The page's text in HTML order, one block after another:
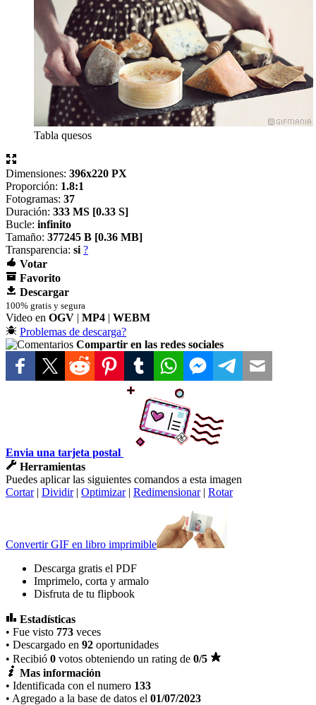
Tabla quesos
Dimensiones: 396x220 PX
Proporción: 1.8:1
Fotogramas: 37
Duración: 333 MS [0.33 S]
Bucle: infinito
Tamaño: 377245 B [0.36 MB]
Transparencia: si ?
Votar
Favorito
Descargar
100% gratis y segura
Video en OGV | MP4 | WEBM
Problemas de descarga?
Compartir en las redes sociales
Envia una tarjeta postal
Herramientas
Puedes aplicar las siguientes comandos a esta imagen
Cortar| Dividir| Optimizar| Redimensionar| Rotar
Convertir GIF en libro imprimible
Descarga gratis el PDF
Imprimelo, corta y armalo
Disfruta de tu flipbook
Estadísticas
• Fue visto 773 veces
• Descargado en 92 oportunidades
• Recibió 0 votos obteniendo un rating de 0/5
Mas información
• Identificada con el numero 133
• Agregado a la base de datos el 01/07/2023